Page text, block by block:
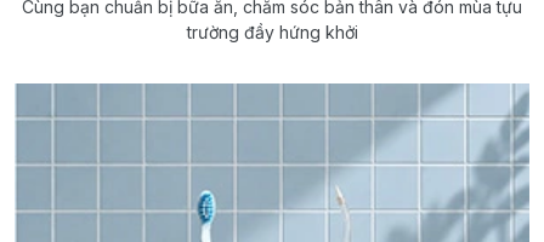
Cùng bạn chuẩn bị bữa ăn, chăm sóc bản thân và đón mùa tựu
trường đầy hứng khởi